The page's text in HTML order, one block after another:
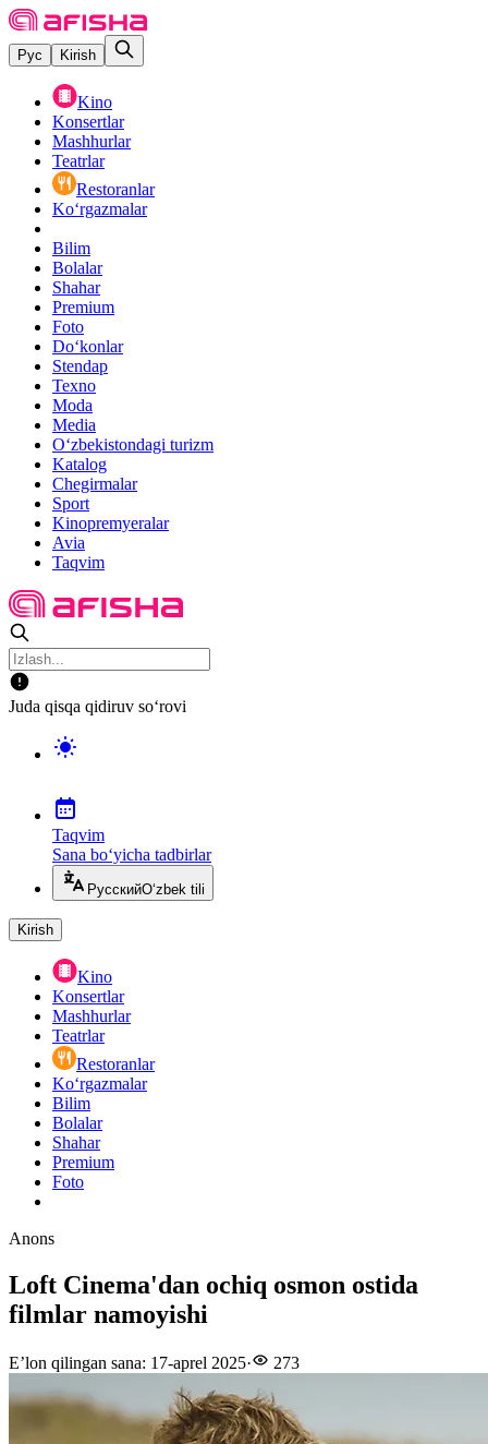
Рус Kirish
Kino
Konsertlar
Mashhurlar
Teatrlar
Restoranlar
Ko‘rgazmalar
Bilim
Bolalar
Shahar
Premium
Foto
Do‘konlar
Stendap
Texno
Moda
Media
O‘zbekistondagi turizm
Katalog
Chegirmalar
Sport
Kinopremyeralar
Avia
Taqvim
Juda qisqa qidiruv so‘rovi
Taqvim
Sana bo‘yicha tadbirlar
РусскийO‘zbek tili
Kirish
Kino
Konsertlar
Mashhurlar
Teatrlar
Restoranlar
Ko‘rgazmalar
Bilim
Bolalar
Shahar
Premium
Foto
Anons
Loft Cinema'dan ochiq osmon ostida
filmlar namoyishi
E’lon qilingan sana: 17-aprel 2025· 273